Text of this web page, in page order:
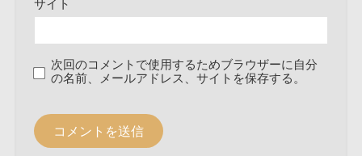
サイト
次回のコメントで使用するためブラウザーに自分
の名前、メールアドレス、サイトを保存する。